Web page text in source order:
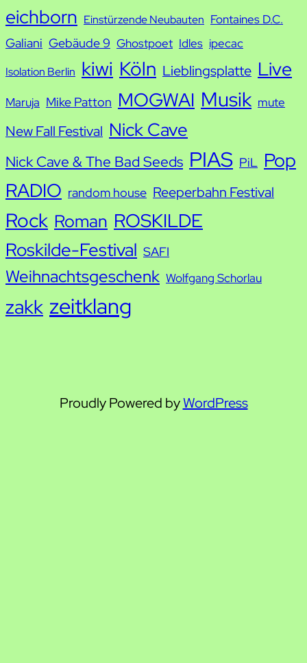
eichborn Einstürzende Neubauten Fontaines D.C.
Galiani Gebäude 9 Ghostpoet Idles ipecac
Isolation Berlin kiwi Köln Lieblingsplatte Live
Maruja Mike Patton MOGWAI Musik mute
New Fall Festival Nick Cave
Nick Cave & The Bad Seeds PIAS PiL Pop
RADIO random house Reeperbahn Festival
Rock Roman ROSKILDE
Roskilde-Festival SAFI
Weihnachtsgeschenk Wolfgang Schorlau
zakk zeitklang
Proudly Powered byWordPress